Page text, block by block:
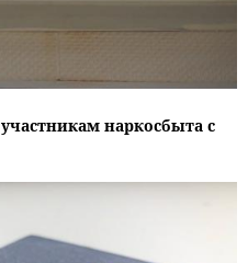
наркосбыта с